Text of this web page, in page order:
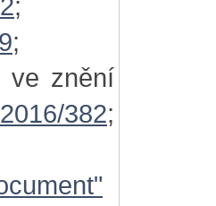
;
;
ve znění
382;